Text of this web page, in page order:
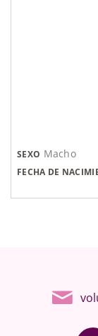
SEXO Macho
FECHA DE